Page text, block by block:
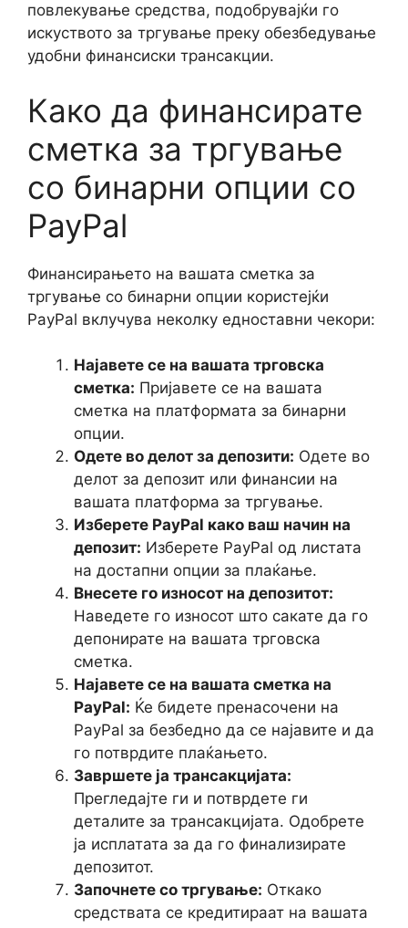
повлекување средства, подобрувајќи го
искуството за тргување преку обезбедување
удобни финансиски трансакции.
Како да финансирате
сметка за тргување
со бинарни опции со
PayPal
Финансирањето на вашата сметка за
тргување со бинарни опции користејќи
PayPal вклучува неколку едноставни чекори:
Најавете се на вашата трговска
сметка: Пријавете се на вашата
сметка на платформата за бинарни
опции.
Одете во делот за депозити: Одете во
делот за депозит или финансии на
вашата платформа за тргување.
Изберете PayPal како ваш начин на
депозит: Изберете PayPal од листата
на достапни опции за плаќање.
Внесете го износот на депозитот:
Наведете го износот што сакате да го
депонирате на вашата трговска
сметка.
Најавете се на вашата сметка на
PayPal: Ќе бидете пренасочени на
PayPal за безбедно да се најавите и да
го потврдите плаќањето.
Завршете ја трансакцијата:
Прегледајте ги и потврдете ги
деталите за трансакцијата. Одобрете
ја исплатата за да го финализирате
депозитот.
Започнете со тргување: Откако
средствата се кредитираат на вашата